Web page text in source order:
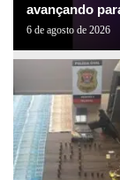
avançando
6 de agosto de 2026